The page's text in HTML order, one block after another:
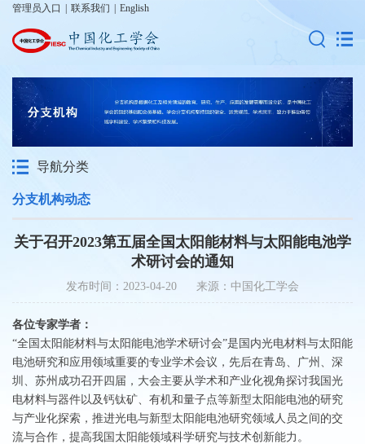
管理员入口 联系我们 English
导航分类
分支机构动态
关于召开2023第五届全国太阳能材料与太阳能电池学
术研讨会的通知
发布时间：2023-04-20 来源：中国化工学会
各位专家学者：
“全国太阳能材料与太阳能电池学术研讨会”是国内光电材料与太阳能
电池研究和应用领域重要的专业学术会议，先后在青岛、广州、深
圳、苏州成功召开四届，大会主要从学术和产业化视角探讨我国光
电材料与器件以及钙钛矿、有机和量子点等新型太阳能电池的研究
与产业化探索，推进光电与新型太阳能电池研究领域人员之间的交
流与合作，提高我国太阳能领域科学研究与技术创新能力。